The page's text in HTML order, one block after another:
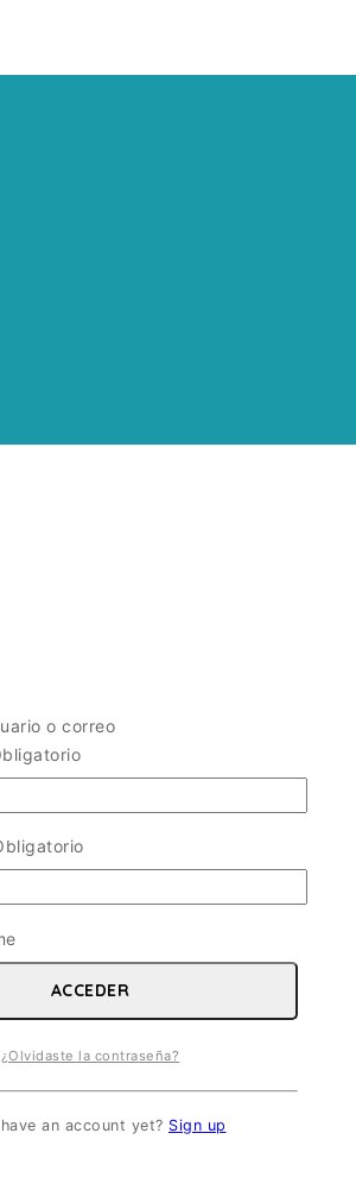
o correo
ACCEDER
¿Olvidaste la contraseña?
an account yet? Sign up